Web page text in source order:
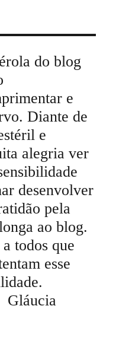
do blog
e
Diante de
e
alegria ver
desenvolver
pela
ao blog.
todos que
esse